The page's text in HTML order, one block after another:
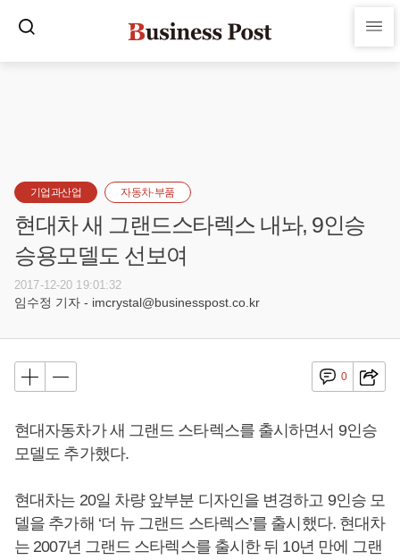
기업과산업 자동차·부품
현대차 새 그랜드스타렉스 내놔, 9인승
승용모델도 선보여
2017-12-20 19:01:32
임수정 기자 - imcrystal@businesspost.co.kr
0
현대자동차가 새 그랜드 스타렉스를 출시하면서 9인승
모델도 추가했다.
현대차는 20일 차량 앞부분 디자인을 변경하고 9인승 모
델을 추가해 ‘더 뉴 그랜드 스타렉스’를 출시했다. 현대차
는 2007년 그랜드 스타렉스를 출시한 뒤 10년 만에 그랜